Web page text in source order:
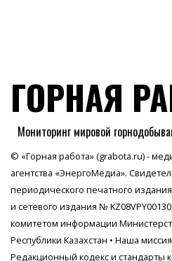
ГОРНАЯ
Мониторинг мировой
© «Горная работа» (grabota.ru) -
агентства «ЭнергоМедиа».
периодического печатного
и сетевого издания №
комитетом информации
Республики Казахстан • Наша миссия
Редакционный кодекс и стандарты